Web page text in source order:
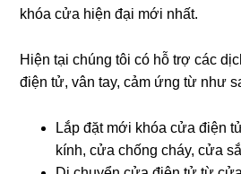
khóa cửa hiện đại mới nhất.
Hiện tại chúng tôi có hỗ trợ các
điện tử, vân tay, cảm ứng từ như
Lắp đặt mới khóa cửa điện
kính, cửa chống cháy, cửa